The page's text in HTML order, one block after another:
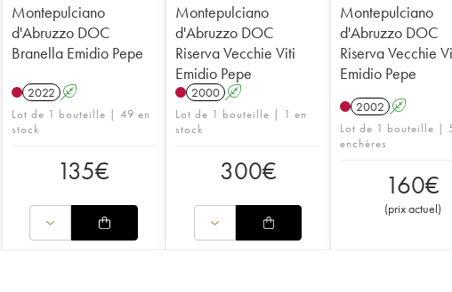
Montepulciano
d'Abruzzo DOC
Branella Emidio Pepe
2022 A
Lot de 1 bouteille | 49 en
stock
135€
Montepulciano
d'Abruzzo DOC
Riserva Vecchie Viti
Emidio Pepe
2000 A
Lot de 1 bouteille | 1 en
stock
300€
Montepulciano
d'Abruzzo DOC
Riserva Vecchie
Emidio Pepe
2002 A
Lot de 1 bouteille |
enchères
160€
(prix actuel)